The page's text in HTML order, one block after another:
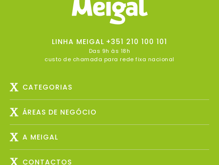
LINHA MEIGAL +351 210 100 101
Das 9h às 18h
custo de chamada para rede fixa nacional
CATEGORIAS
ÁREAS DE NEGÓCIO
A MEIGAL
CONTACTOS